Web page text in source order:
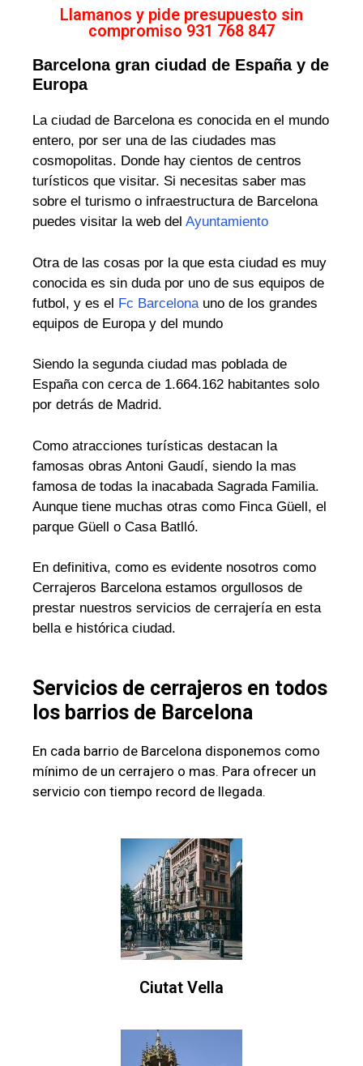
Llamanos y pide presupuesto sin
compromiso 931 768 847
Barcelona gran ciudad de España y de
Europa
La ciudad de Barcelona es conocida en el mundo
entero, por ser una de las ciudades mas
cosmopolitas. Donde hay cientos de centros
turísticos que visitar. Si necesitas saber mas
sobre el turismo o infraestructura de Barcelona
puedes visitar la web del Ayuntamiento
Otra de las cosas por la que esta ciudad es muy
conocida es sin duda por uno de sus equipos de
futbol, y es el Fc Barcelonauno de los grandes
equipos de Europa y del mundo
Siendo la segunda ciudad mas poblada de
España con cerca de 1.664.162 habitantes solo
por detrás de Madrid.
Como atracciones turísticas destacan la
famosas obras Antoni Gaudí, siendo la mas
famosa de todas la inacabada Sagrada Familia.
Aunque tiene muchas otras como Finca Güell, el
parque Güell o Casa Batlló.
En definitiva, como es evidente nosotros como
Cerrajeros Barcelona estamos orgullosos de
prestar nuestros servicios de cerrajería en esta
bella e histórica ciudad.
Servicios de cerrajeros en todos
los barrios de Barcelona
En cada barrio de Barcelona disponemos como
mínimo de un cerrajero o mas. Para ofrecer un
servicio con tiempo record de llegada.
Ciutat Vella